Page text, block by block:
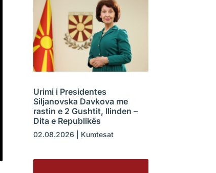
Urimi i Presidentes
Siljanovska Davkova me
rastin e 2 Gushtit, Ilinden –
Dita e Republikës
02.08.2026 Kumtesat